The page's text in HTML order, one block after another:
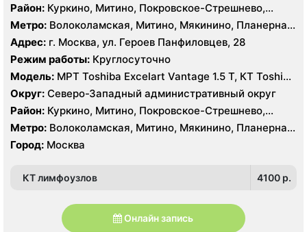
Район: Куркино, Митино, Покровское-Стрешнево,
Северное Тушино, Строгино, Южное Тушино
Метро: Волоколамская, Митино, Мякинино, Планерная,
Пятницкое шоссе, Спартак, Строгино, Сходненская,
Тушинская, Щукинская
Адрес: г. Москва, ул. Героев Панфиловцев, 28
Режим работы: Круглосуточно
Модель: МРТ Toshiba Excelart Vantage 1.5 Т, КТ Toshiba
AQUILION RXL 16 срезов
Округ: Северо-Западный административный округ
Район: Куркино, Митино, Покровское-Стрешнево,
Северное Тушино, Строгино, Южное Тушино
Метро: Волоколамская, Митино, Мякинино, Планерная,
Пятницкое шоссе, Спартак, Строгино, Сходненская,
Тушинская, Щукинская
Город: Москва
КТ лимфоузлов 4100 p.
Онлайн запись